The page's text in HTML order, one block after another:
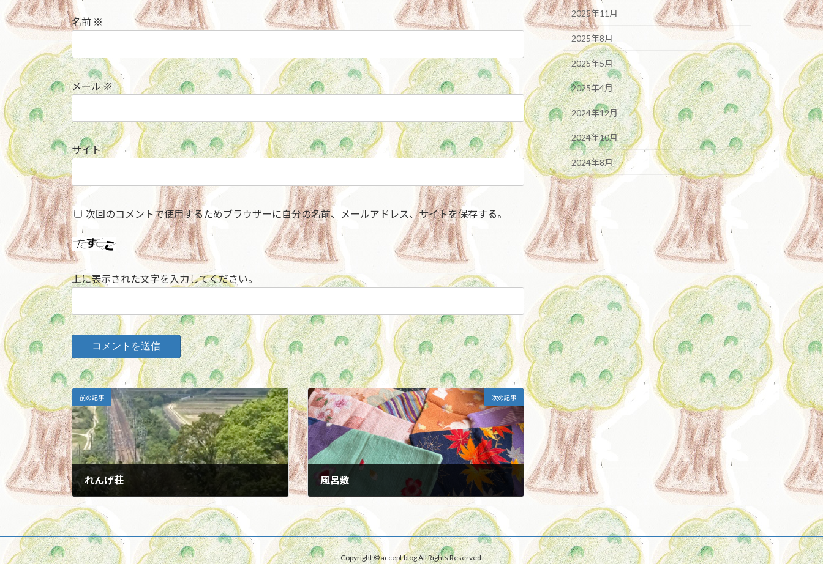
名前 ※
メール※
サイト
次回のコメントで使用するためブラウザーに自分の名前、メールアドレス、サイトを保存する。
上に表示された文字を入力してください。
前の記事
れんげ荘
2026年6月20日
次の記事
風呂敷
2026年7月17日
2025年11月
2025年8月
2025年5月
2025年4月
2024年12月
2024年10月
2024年8月
Copyright © accept blog All Rights Reserved.